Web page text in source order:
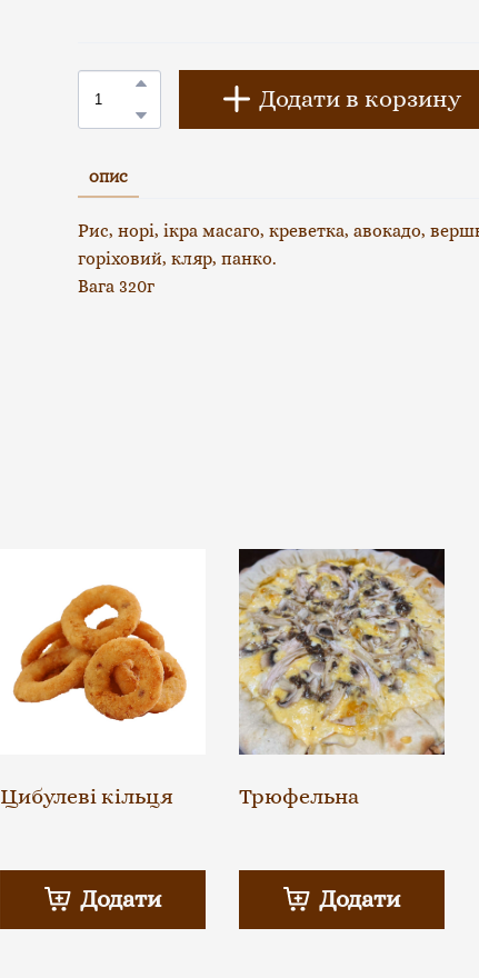
Додати в корзину
ОПИС
Рис, норі, ікра масаго, креветка, авокадо,
горіховий, кляр, панко.
Вага 320г
Цибулеві кільця
Додати
Трюфельна
Додати